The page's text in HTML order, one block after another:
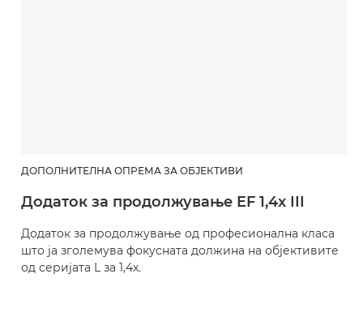
ДОПОЛНИТЕЛНА ОПРЕМА ЗА ОБЈЕКТИВИ
Додаток за продолжување EF 1,4x III
Додаток за продолжување од професионална класа
што ја зголемува фокусната должина на објективите
од серијата L за 1,4x.